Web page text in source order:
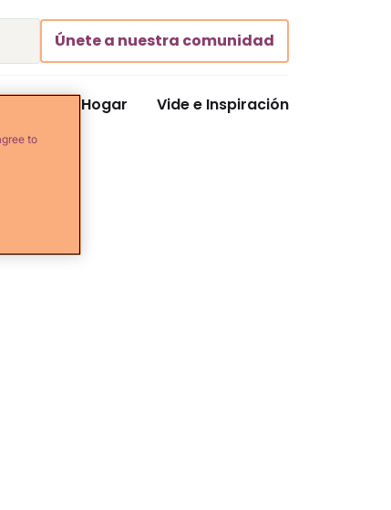
Únete a nuestra comunidad
Comida y Hogar Vide e Inspiración
to